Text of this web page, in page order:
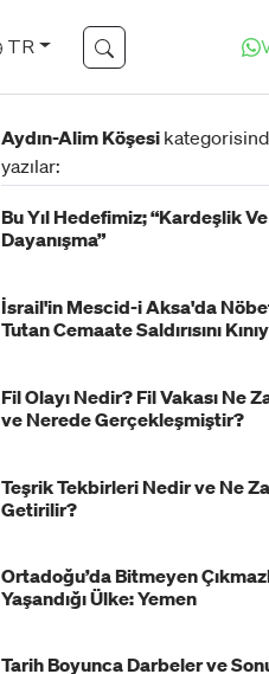
TR
Aydın-Alim Köşesi
yazılar:
Bu Yıl Hedefimiz; “Kardeşlik Ve
Dayanışma”
İsrail'in Mescid-i Aksa'da
Tutan Cemaate Saldırısını
Fil Olayı Nedir? Fil Vakası Ne
ve Nerede Gerçekleşmiştir?
Teşrik Tekbirleri Nedir ve Ne
Getirilir?
Ortadoğu’da Bitmeyen
Yaşandığı Ülke: Yemen
Tarih Boyunca Darbeler ve